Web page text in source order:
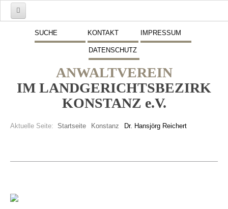
SUCHE KONTAKT IMPRESSUM
DATENSCHUTZ
ANWALTVEREIN
IM LANDGERICHTSBEZIRK
KONSTANZ e.V.
Aktuelle Seite: Startseite Konstanz Dr. Hansjörg Reichert
Schwerpunkte
Beitritt zum Verein